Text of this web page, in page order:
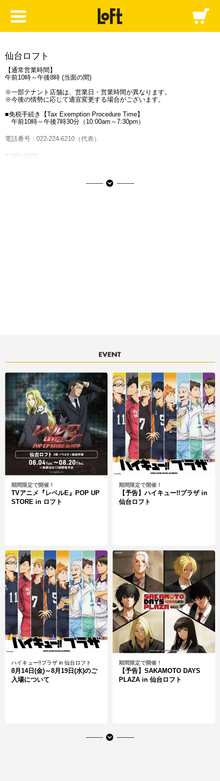
仙台ロフト
【通常営業時間】
午前10時～午後8時 (当面の間)
※一部テナント店舗は、営業日・営業時間が異なります。
※今後の情勢に応じて適宜変更する場合がございます。
■免税手続き【Tax Exemption Procedure Time】
午前10時～午後7時30分（10:00am～7:30pm）
電話番号 : 022-224-6210 （代表）
〒980-0021
仙台市営地下鉄「仙台駅」中央1出口よりすぐ JR線「仙台駅」西口より
期間限定で開催！
TVアニメ『レベルE』POP UP
STORE in ロフト
期間限定で開催！
【予告】ハイキュー!!プラザ in
仙台ロフト
ハイキュー!!プラザ in 仙台ロフト
8月14日(金)～8月19日(水)のご
入場について
期間限定で開催！
【予告】SAKAMOTO DAYS
PLAZA in 仙台ロフト